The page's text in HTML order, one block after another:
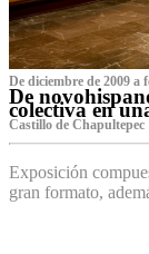
De diciembre de 2009 a
De
colectiva en
Castillo de Chapultepec
Exposición
gran formato,